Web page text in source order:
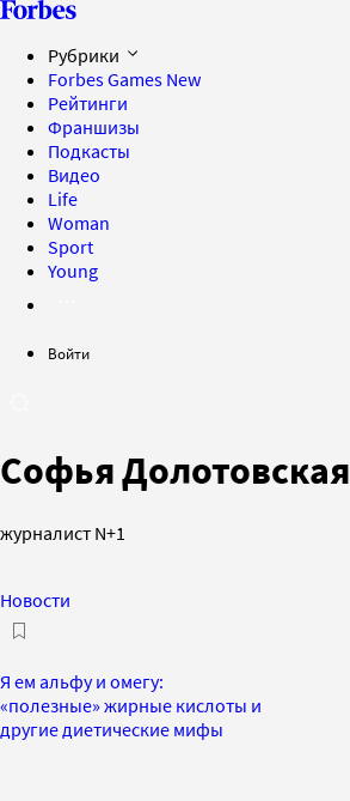
Рубрики
Forbes Games New
Рейтинги
Франшизы
Подкасты
Видео
Life
Woman
Sport
Young
Войти
Софья Долотовская
журналист N+1
Новости
Я ем альфу и омегу:
«полезные» жирные кислоты и
другие диетические мифы